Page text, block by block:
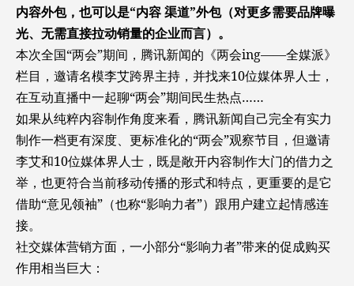
内容外包，也可以是“内容 渠道”外包（对更多需要品牌曝
光、无需直接拉动销量的企业而言）。
本次全国“两会”期间，腾讯新闻的《两会ing——全媒派》
栏目，邀请名模李艾跨界主持，并找来10位媒体界人士，
在互动直播中一起聊“两会”期间民生热点……
如果从纯粹内容制作角度来看，腾讯新闻自己完全有实力
制作一档更有深度、更标准化的“两会”观察节目，但邀请
李艾和10位媒体界人士，既是敞开内容制作大门的借力之
举，也更符合当前移动传播的形式和特点，更重要的是它
借助“意见领袖”（也称“影响力者”）跟用户建立起情感连
接。
社交媒体营销方面，一小部分“影响力者”带来的促成购买
作用相当巨大：